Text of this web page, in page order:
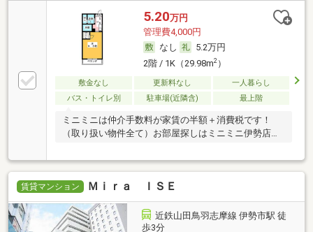
5.20万円
管理費4,000円
なし
5.2万円
2階 / 1K（29.98m2）
敷金なし 更新料なし
一人暮らし
バス・トイレ別
駐車場(近隣含) 最上階
ミニミニは仲介手数料が家賃の半額＋消費税です！
（取り扱い物件全て）お部屋探しはミニミニ伊勢店ま
賃貸マンション Ｍｉｒａ ＩＳＥ
近鉄山田鳥羽志摩線 伊勢市駅 徒
歩3分